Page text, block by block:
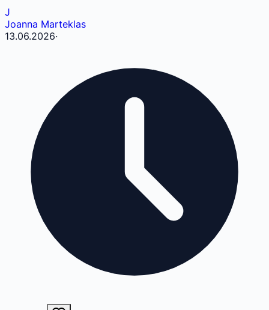
J
Joanna Marteklas
13.06.2026·